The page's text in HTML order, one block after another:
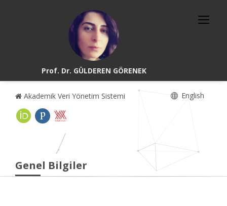
Prof. Dr. GÜLDEREN GÖRENEK
Akademik Veri Yönetim Sistemi English
Genel Bilgiler